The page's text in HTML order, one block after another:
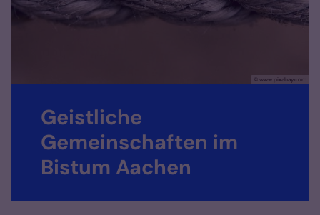
© www.pixabay.com
Geistliche
Gemeinschaften im
Bistum Aachen